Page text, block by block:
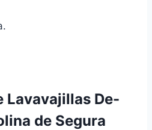
Lavavajillas De-
de Segura